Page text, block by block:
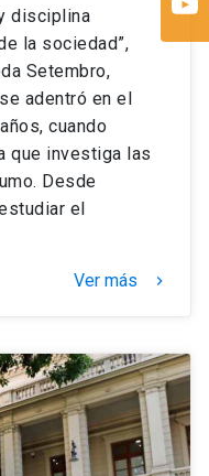
disciplina
la sociedad”,
Setembro,
adentró en el
cuando
que investiga las
Desde
el
Ver más keyboard_arrow_right